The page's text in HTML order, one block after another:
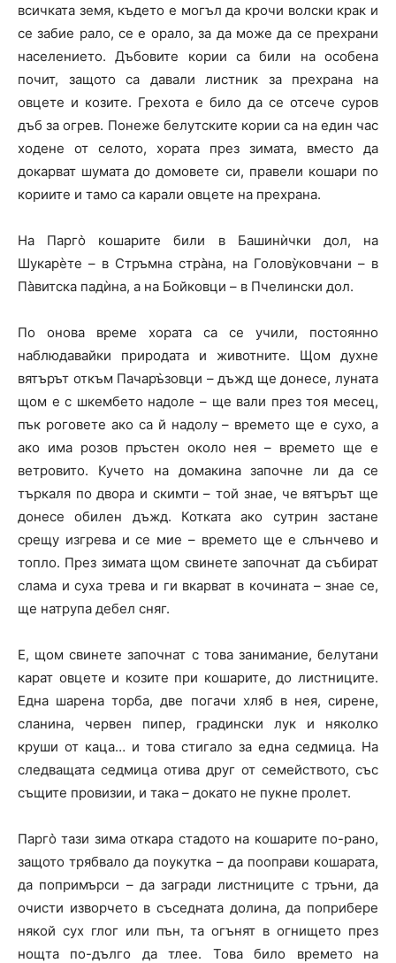
всичката земя, където е могъл да крочи волски крак и
се забие рало, се е орало, за да може да се прехрани
населението. Дъбовите кории са били на особена
почит, защото са давали листник за прехрана на
овцете и козите. Грехота е било да се отсече суров
дъб за огрев. Понеже белутските кории са на един час
ходене от селото, хората през зимата, вместо да
докарват шумата до домовете си, правели кошари по
кориите и тамо са карали овцете на прехрана.
На Парго̀ кошарите били в Башинѝчки дол, на
Шукарѐте – в Стръмна стра̀на, на Голову̀ковчани – в
Па̀витска падѝна, а на Бойковци – в Пчелински дол.
По онова време хората са се учили, постоянно
наблюдавайки природата и животните. Щом духне
вятърът откъм Пачаръ̀зовци – дъжд ще донесе, луната
щом е с шкембето надоле – ще вали през тоя месец,
пък роговете ако са й надолу – времето ще е сухо, а
ако има розов пръстен около нея – времето ще е
ветровито. Кучето на домакина започне ли да се
търкаля по двора и скимти – той знае, че вятърът ще
донесе обилен дъжд. Котката ако сутрин застане
срещу изгрева и се мие – времето ще е слънчево и
топло. През зимата щом свинете започнат да събират
слама и суха трева и ги вкарват в кочината – знае се,
ще натрупа дебел сняг.
Е, щом свинете започнат с това занимание, белутани
карат овцете и козите при кошарите, до листниците.
Една шарена торба, две погачи хляб в нея, сирене,
сланина, червен пипер, градински лук и няколко
круши от каца… и това стигало за една седмица. На
следващата седмица отива друг от семейството, със
същите провизии, и така – докато не пукне пролет.
Парго̀ тази зима откара стадото на кошарите по-рано,
защото трябвало да поукутка – да пооправи кошарата,
да попримърси – да загради листниците с тръни, да
очисти изворчето в съседната долина, да поприбере
някой сух глог или пън, та огънят в огнището през
нощта по-дълго да тлее. Това било времето на